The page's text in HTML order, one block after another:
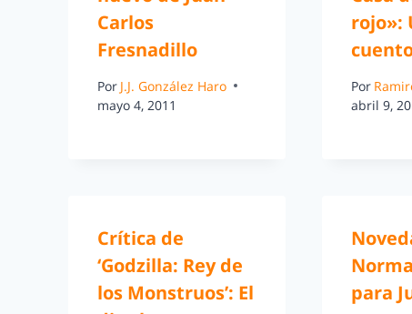
Carlos
Fresnadillo
Por J.J. González Haro
mayo 4, 2011
rojo»:
Por
abril 9,
Crítica de
‘Godzilla: Rey de
los Monstruos’: El
para